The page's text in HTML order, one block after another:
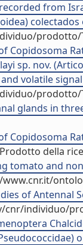
from
prodotto/
Copidosoma
sp. nov.
volatile
prodotto/
glands in
Copidosoma
della
tomato and
of Antennal
individuo/